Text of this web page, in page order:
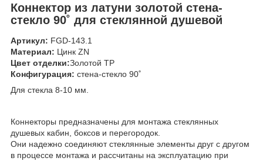
Коннектор из латуни золотой стена-
стекло 90˚ для стеклянной душевой
Артикул: FGD-143.1
Материал: Цинк ZN
Цвет отделки:Золотой TP
Конфигурация: стена-стекло 90˚
Для стекла 8-10 мм.
Коннекторы предназначены для монтажа стеклянных
душевых кабин, боксов и перегородок.
Они надежно соединяют стеклянные элементы друг с другом
в процессе монтажа и рассчитаны на эксплуатацию при